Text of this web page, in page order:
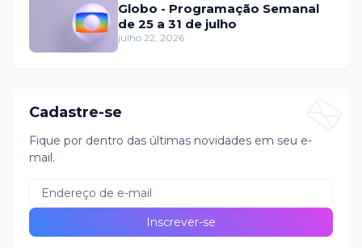
Globo - Programação Semanal
de 25 a 31 de julho
julho 22, 2026
Cadastre-se
Fique por dentro das últimas novidades em seu e-
mail.